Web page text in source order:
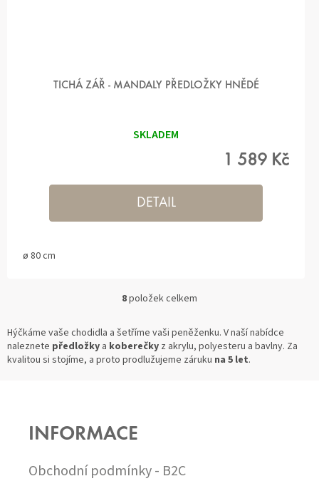
TICHÁ ZÁŘ - MANDALY PŘEDLOŽKY HNĚDÉ
SKLADEM
1 589 Kč
DETAIL
ø 80 cm
O
L
Á
D
Y
8položek celkem
Hýčkáme vaše chodidla a šetříme vaši peněženku. V naší nabídce
naleznete předložky a koberečky z akrylu, polyesteru a bavlny. Za
kvalitou si stojíme, a proto prodlužujeme záruku na 5 let.
INFORMACE
Obchodní podmínky - B2C